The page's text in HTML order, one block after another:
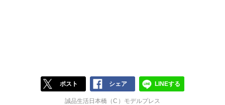
ポスト シェア LINEする
誠品生活日本橋（C）モデルプレス